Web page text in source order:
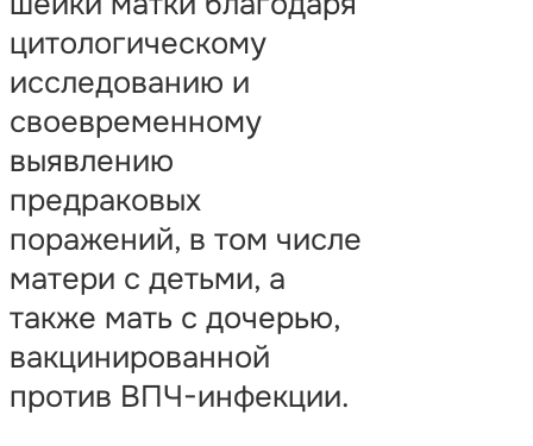
цитологическому
исследованию и
своевременному
выявлению
предраковых
поражений, в том числе
матери с детьми, а
также мать с дочерью,
вакцинированной
против ВПЧ-инфекции.